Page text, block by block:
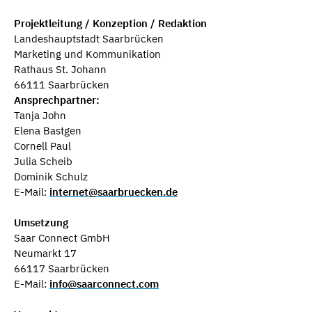
Projektleitung / Konzeption / Redaktion
Landeshauptstadt Saarbrücken
Marketing und Kommunikation
Rathaus St. Johann
66111 Saarbrücken
Ansprechpartner:
Tanja John
Elena Bastgen
Cornell Paul
Julia Scheib
Dominik Schulz
E-Mail: internet@saarbruecken.de
Umsetzung
Saar Connect GmbH
Neumarkt 17
66117 Saarbrücken
E-Mail: info@saarconnect.com